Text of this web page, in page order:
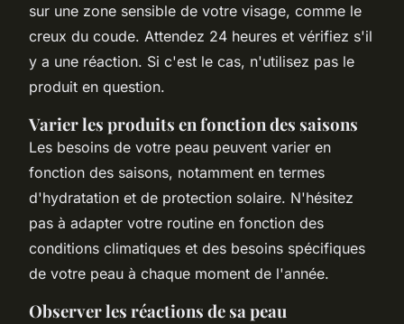
sur une zone sensible de votre visage, comme le
creux du coude. Attendez 24 heures et vérifiez s'il
y a une réaction. Si c'est le cas, n'utilisez pas le
produit en question.
Varier les produits en fonction des saisons
Les besoins de votre peau peuvent varier en
fonction des saisons, notamment en termes
d'hydratation et de protection solaire. N'hésitez
pas à adapter votre routine en fonction des
conditions climatiques et des besoins spécifiques
de votre peau à chaque moment de l'année.
Observer les réactions de sa peau